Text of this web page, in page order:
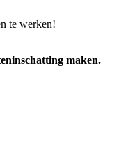
te werken!
maken.